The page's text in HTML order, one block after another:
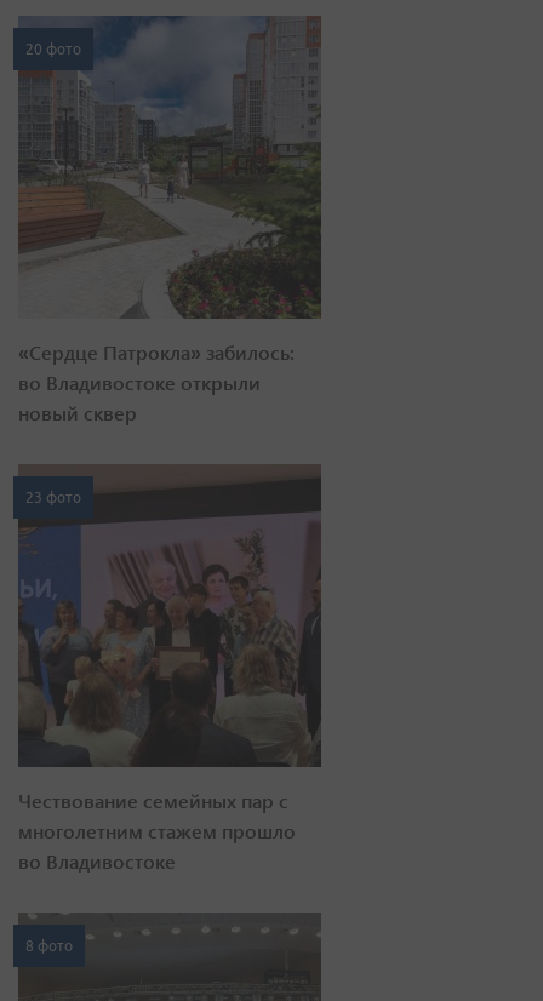
20 фото
«Сердце Патрокла» забилось:
во Владивостоке открыли
новый сквер
23 фото
Чествование семейных пар с
многолетним стажем прошло
во Владивостоке
8 фото